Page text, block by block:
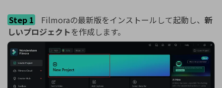
Step 1 Filmoraの最新版をインストールして起動し、 新
しいプロジェクトを作成します。